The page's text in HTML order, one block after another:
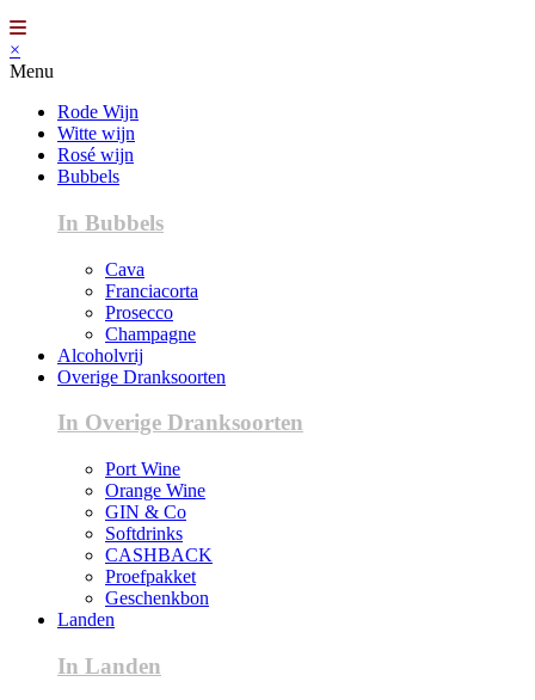
×
Menu
Rode Wijn
Witte wijn
Rosé wijn
Bubbels
In Bubbels
Cava
Franciacorta
Prosecco
Champagne
Alcoholvrij
Overige Dranksoorten
In Overige Dranksoorten
Port Wine
Orange Wine
GIN & Co
Softdrinks
CASHBACK
Proefpakket
Geschenkbon
Landen
In Landen